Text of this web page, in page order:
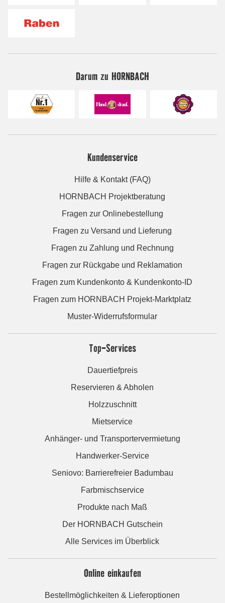
Darum zu HORNBACH
Kundenservice
Hilfe & Kontakt (FAQ)
HORNBACH Projektberatung
Fragen zur Onlinebestellung
Fragen zu Versand und Lieferung
Fragen zu Zahlung und Rechnung
Fragen zur Rückgabe und Reklamation
Fragen zum Kundenkonto & Kundenkonto-ID
Fragen zum HORNBACH Projekt-Marktplatz
Muster-Widerrufsformular
Top-Services
Dauertiefpreis
Reservieren & Abholen
Holzzuschnitt
Mietservice
Anhänger- und Transportervermietung
Handwerker-Service
Seniovo: Barrierefreier Badumbau
Farbmischservice
Produkte nach Maß
Der HORNBACH Gutschein
Alle Services im Überblick
Online einkaufen
Bestellmöglichkeiten & Lieferoptionen